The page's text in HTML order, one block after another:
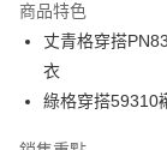
Apple Pay
Google Pay
商品特色
丈青格穿搭
衣
綠格穿搭59310